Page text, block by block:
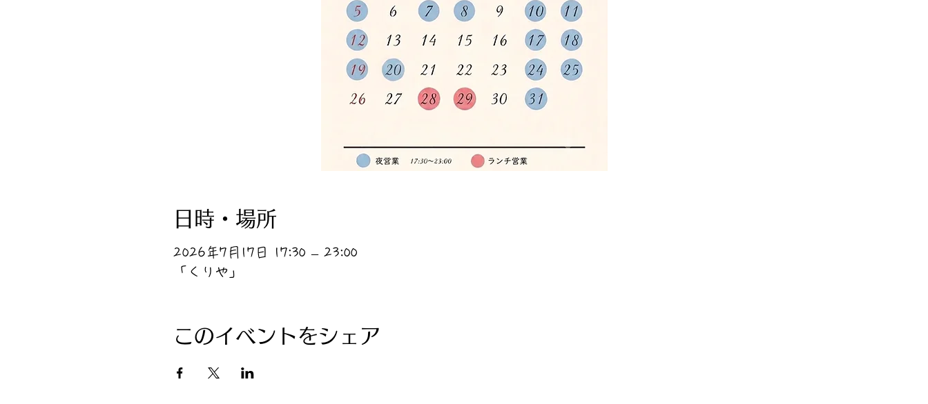
日時・場所
2026年7月17日 17:30 – 23:00
「くりや」
このイベントをシェア